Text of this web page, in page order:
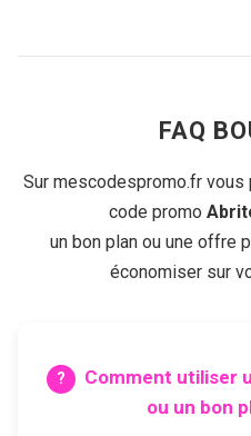
FAQ
Sur mescodespromo.fr
code promo
un bon plan ou une offre
économiser sur
Comment utiliser
ou un bon